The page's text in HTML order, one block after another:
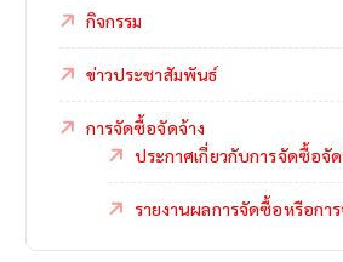
กิจกรรม
ข่าวประชาสัมพันธ์
การจัดซื้อจัดจ้าง
ประกาศเกี่ยวกับการจัดซื้อจั
รายงานผลการจัดซื้อหรือกา